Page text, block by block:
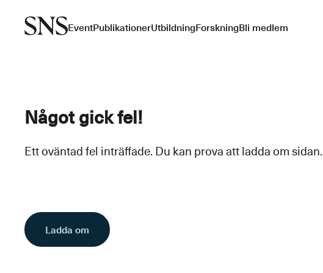
EventPublikationerUtbildningForskningBli medlem
Något gick fel!
Ett oväntad fel inträffade. Du kan prova att ladda om sidan.
Ladda om